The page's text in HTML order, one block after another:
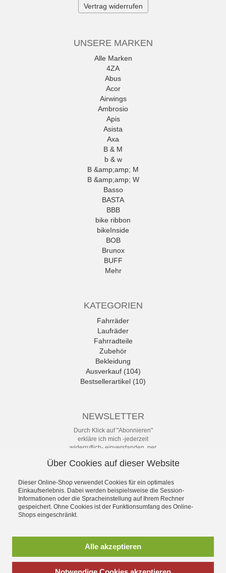
Vertrag widerrufen
UNSERE MARKEN
Alle Marken
4ZA
Abus
Acor
Airwings
Ambrosio
Apis
Asista
Axa
B & M
b & w
B &amp;amp; M
B &amp;amp; W
Basso
BASTA
BBB
bike ribbon
bikeInside
BOB
Brunox
BUFF
Mehr
KATEGORIEN
Fahrräder
Laufräder
Fahrradteile
Zubehör
Bekleidung
Ausverkauf (104)
Bestsellerartikel (10)
NEWSLETTER
Durch Klick auf "Abonnieren"
erkläre ich mich -jederzeit
widerruflich- einverstanden, per
Abständen über Angebote und
Datenschutzerklärung mit weiteren
Details habe ich zur Kenntnis
genommen.
Abonnieren
Über Cookies auf dieser Website
Dieser Online-Shop verwendet Cookies für ein optimales
Einkaufserlebnis. Dabei werden beispielsweise die Session-
Informationen oder die Spracheinstellung auf Ihrem Rechner
gespeichert. Ohne Cookies ist der Funktionsumfang des Online-
Shops eingeschränkt.
Alle akzeptieren